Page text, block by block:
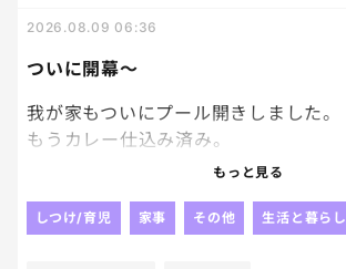
ついに開幕～
2026.08.09 06:36
我が家もついにプール開きしました。
もうカレー仕込み済み。
上がったら即シャワー。
そして寝室へノンストップ!‼
もっと見る
しつけ/育児 家事 その他 生活と暮らし